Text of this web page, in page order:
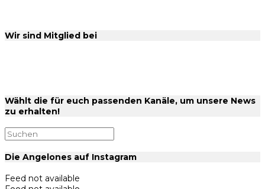
Wir sind Mitglied bei
Wählt die für euch passenden Kanäle, um unsere News
zu erhalten!
Die Angelones auf Instagram
Feed not available